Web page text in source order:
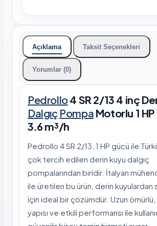
Açıklama Taksit Seçenekleri
Yorumlar (0)
Pedrollo4 SR 2/13 4 inç
Dalgıç Pompa Motorlu 1
3.6 m³/h
Pedrollo 4 SR 2/13, 1 HP gücü ile
çok tercih edilen derin kuyu dalgıç
pompalarından biridir. İtalyan
ile üretilen bu ürün, derin kuyulardan
için ideal bir çözümdür. Uzun ömürlü,
yapısı ve etkili performansı ile